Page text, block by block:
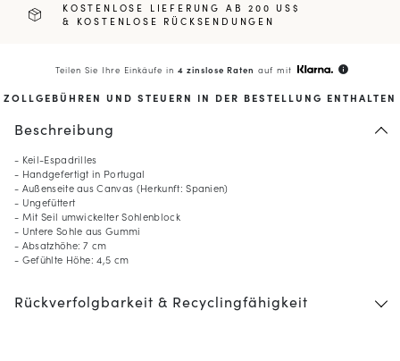
KOSTENLOSE LIEFERUNG AB 200 US$
& KOSTENLOSE RÜCKSENDUNGEN
Teilen Sie Ihre Einkäufe in 4 zinslose Raten auf mit info
ZOLLGEBÜHREN UND STEUERN IN DER BESTELLUNG ENTHALTEN
Beschreibung
- Keil-Espadrilles
- Handgefertigt in Portugal
- Außenseite aus Canvas (Herkunft: Spanien)
- Ungefüttert
- Mit Seil umwickelter Sohlenblock
- Untere Sohle aus Gummi
- Absatzhöhe: 7 cm
- Gefühlte Höhe: 4,5 cm
Rückverfolgbarkeit & Recyclingfähigkeit
10% GESCHENKT*